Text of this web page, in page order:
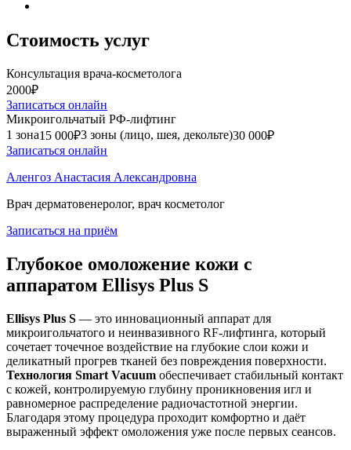
Стоимость услуг
Консультация врача-косметолога
2000₽
Записаться онлайн
Микроигольчатый РФ-лифтинг
1 зона15 000₽3 зоны (лицо, шея, декольте)30 000₽
Записаться онлайн
Аленгоз Анастасия Александровна
Врач дерматовенеролог, врач косметолог
Записаться на приём
Глубокое омоложение кожи с
аппаратом Ellisys Plus S
Ellisys Plus S — это инновационный аппарат для
микроигольчатого и неинвазивного RF-лифтинга, который
сочетает точечное воздействие на глубокие слои кожи и
деликатный прогрев тканей без повреждения поверхности.
Технология Smart Vacuum обеспечивает стабильный контакт
с кожей, контролируемую глубину проникновения игл и
равномерное распределение радиочастотной энергии.
Благодаря этому процедура проходит комфортно и даёт
выраженный эффект омоложения уже после первых сеансов.